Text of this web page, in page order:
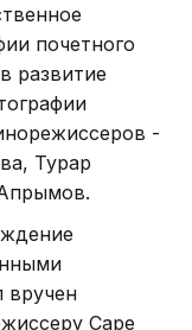
почетного
развитие
-
Турар
вручен
Саре